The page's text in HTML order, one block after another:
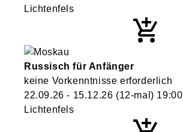
Lichtenfels
Russisch für Anfänger
keine Vorkenntnisse erforderlich
22.09.26 - 15.12.26 (12-mal) 19:00
Lichtenfels